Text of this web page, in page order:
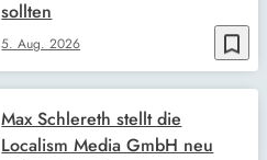
bookmark_border
5. Aug. 2026
sollten
Max Schlereth stellt die
Localism Media GmbH neu